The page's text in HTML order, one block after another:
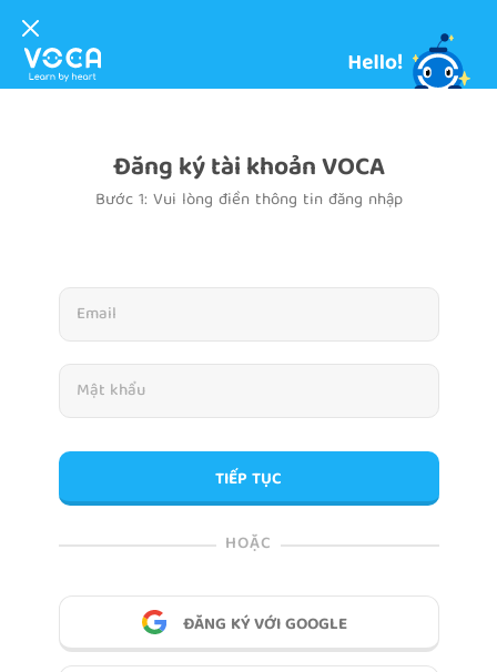
Đăng ký tài khoản VOCA
Bước 1: Vui lòng điền thông tin đăng nhập
TIẾP TỤC
HOẶC
ĐĂNG KÝ VỚI GOOGLE